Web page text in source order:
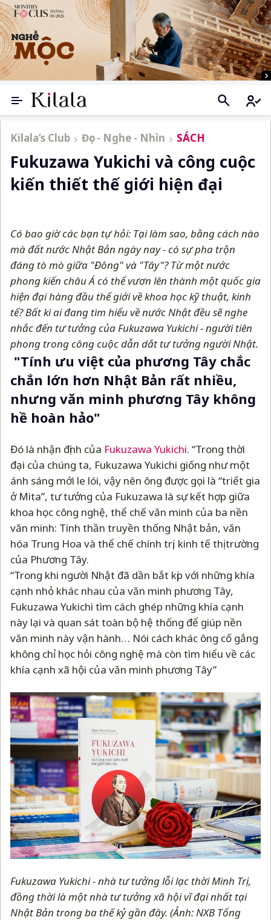
Kilala’s Club Đọc - Nghe - Nhìn SÁCH
Fukuzawa Yukichi và công cuộc
kiến thiết thế giới hiện đại
Có bao giờ các bạn tự hỏi: Tại làm sao, bằng cách nào
mà đất nước Nhật Bản ngày nay - có sự pha trộn
đáng tò mò giữa "Đông" và "Tây"? Từ một nước
phong kiến châu Á có thể vươn lên thành một quốc gia
hiện đại hàng đầu thế giới về khoa học kỹ thuật, kinh
tế? Bất kì ai đang tìm hiểu về nước Nhật đều sẽ nghe
nhắc đến tư tưởng của Fukuzawa Yukichi - người tiên
phong trong công cuộc dẫn dắt tư tưởng người Nhật.
"Tính ưu việt của phương Tây chắc
chắn lớn hơn Nhật Bản rất nhiều,
nhưng văn minh phương Tây không
hề hoàn hảo"
Đó là nhận định của Fukuzawa Yukichi. “Trong thời
đại của chúng ta, Fukuzawa Yukichi giống như một
ánh sáng mới le lói, vậy nên ông được gọi là “triết gia
ở Mita”, tư tưởng của Fukuzawa là sự kết hợp giữa
khoa học công nghệ, thể chế văn minh của ba nền
văn minh: Tinh thần truyền thống Nhật bản, văn
hóa Trung Hoa và thể chế chính trị, kinh tế thị trường
của Phương Tây.
“Trong khi người Nhật đã dần bắt kịp với những khía
cạnh nhỏ khác nhau của văn minh phương Tây,
Fukuzawa Yukichi tìm cách ghép những khía cạnh
này lại và quan sát toàn bộ hệ thống để giúp nền
văn minh này vận hành… Nói cách khác ông cố gắng
không chỉ học hỏi công nghệ mà còn tìm hiểu về các
khía cạnh xã hội của văn minh phương Tây”
Fukuzawa Yukichi - nhà tư tưởng lỗi lạc thời Minh Trị,
đồng thời là một nhà tư tưởng xã hội vĩ đại nhất tại
Nhật Bản trong ba thế kỷ gần đây. (Ảnh: NXB Tổng